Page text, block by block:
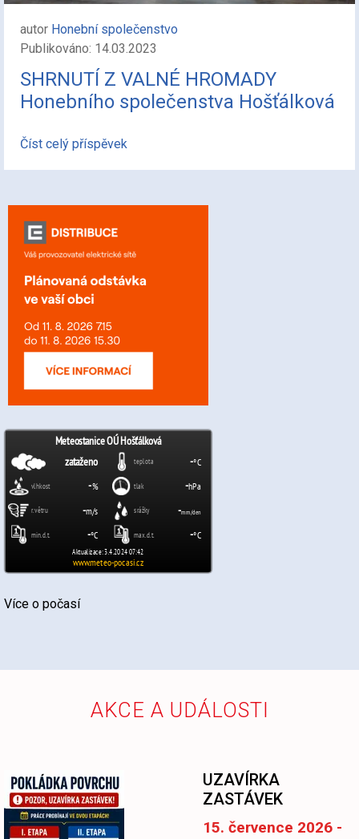
Více o počasí
autor Honební společenstvo
Publikováno: 14.03.2023
SHRNUTÍ Z VALNÉ HROMADY
Honebního společenstva Hošťálková
Číst celý příspěvek
AKCE A UDÁLOSTI
UZAVÍRKA
ZASTÁVEK
15. července 2026 -